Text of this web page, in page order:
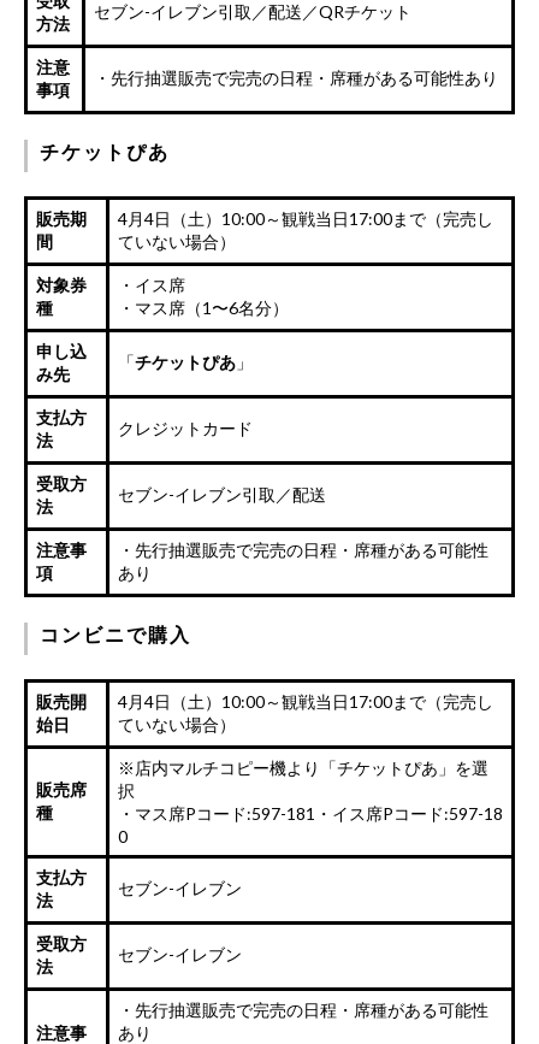
方法
セブン-イレブン引取／配送／QRチケット
注意
事項
・先行抽選販売で完売の日程・席種がある可能性あり
チケットぴあ
販売期
間
4月4日（土）10:00～観戦当日17:00まで（完売し
ていない場合）
対象券
種
・イス席
・マス席（1〜6名分）
申し込
み先
「チケットぴあ 」
支払方
法
クレジットカード
受取方
法
セブン-イレブン引取／配送
注意事
項
・先行抽選販売で完売の日程・席種がある可能性
あり
コンビニで購入
販売開
始日
4月4日（土）10:00～観戦当日17:00まで（完売し
ていない場合）
販売席
種
※店内マルチコピー機より「チケットぴあ」を選
択
・マス席Pコード:597-181 ・イス席Pコード:597-18
0
支払方
法
セブン-イレブン
受取方
法
セブン-イレブン
注意事
・先行抽選販売で完売の日程・席種がある可能性
あり